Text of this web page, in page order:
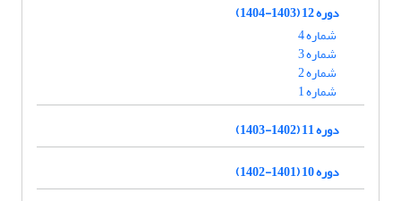
دوره 12 (1403-1404)
شماره 4
شماره 3
شماره 2
شماره 1
دوره 11 (1402-1403)
دوره 10 (1401-1402)